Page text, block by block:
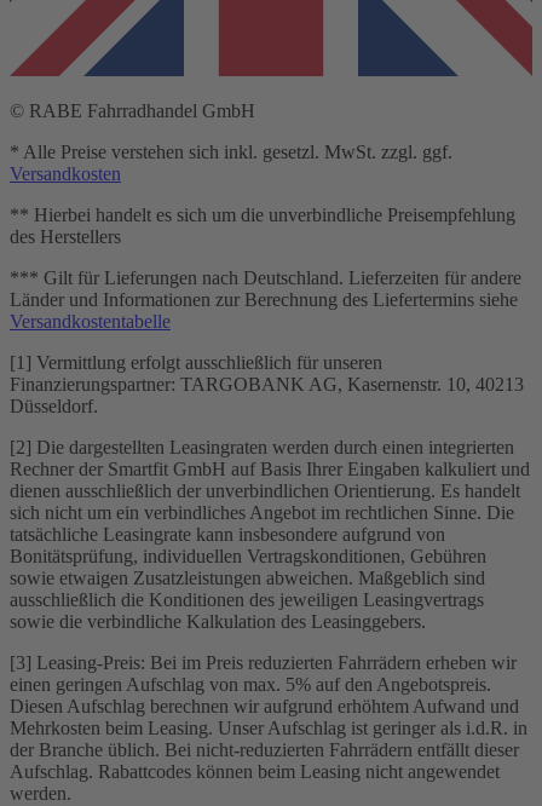
© RABE Fahrradhandel GmbH
* Alle Preise verstehen sich inkl. gesetzl. MwSt. zzgl. ggf.
Versandkosten
** Hierbei handelt es sich um die unverbindliche Preisempfehlung
des Herstellers
*** Gilt für Lieferungen nach Deutschland. Lieferzeiten für andere
Länder und Informationen zur Berechnung des Liefertermins siehe
Versandkostentabelle
[1] Vermittlung erfolgt ausschließlich für unseren
Finanzierungspartner: TARGOBANK AG, Kasernenstr. 10, 40213
Düsseldorf.
[2] Die dargestellten Leasingraten werden durch einen integrierten
Rechner der Smartfit GmbH auf Basis Ihrer Eingaben kalkuliert und
dienen ausschließlich der unverbindlichen Orientierung. Es handelt
sich nicht um ein verbindliches Angebot im rechtlichen Sinne. Die
tatsächliche Leasingrate kann insbesondere aufgrund von
Bonitätsprüfung, individuellen Vertragskonditionen, Gebühren
sowie etwaigen Zusatzleistungen abweichen. Maßgeblich sind
ausschließlich die Konditionen des jeweiligen Leasingvertrags
sowie die verbindliche Kalkulation des Leasinggebers.
[3] Leasing-Preis: Bei im Preis reduzierten Fahrrädern erheben wir
einen geringen Aufschlag von max. 5% auf den Angebotspreis.
Diesen Aufschlag berechnen wir aufgrund erhöhtem Aufwand und
Mehrkosten beim Leasing. Unser Aufschlag ist geringer als i.d.R. in
der Branche üblich. Bei nicht-reduzierten Fahrrädern entfällt dieser
Aufschlag. Rabattcodes können beim Leasing nicht angewendet
werden.